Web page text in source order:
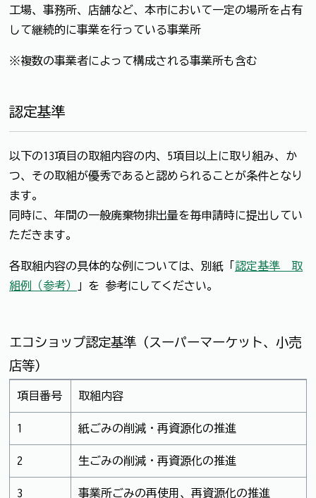
工場、事務所、店舗など、本市において一定の場所を占有
して継続的に事業を行っている事業所
※複数の事業者によって構成される事業所も含む
認定基準
以下の13項目の取組内容の内、5項目以上に取り組み、か
つ、その取組が優秀であると認められることが条件となり
ます。
同時に、年間の一般廃棄物排出量を毎申請時に提出してい
ただきます。
各取組内容の具体的な例については、別紙「 認定基準 取
組例（参考）
」を 参考にしてください。
エコショップ認定基準（スーパーマーケット、小売
店等）
項目番号 取組内容
1 紙ごみの削減・再資源化の推進
2 生ごみの削減・再資源化の推進
3 事業所ごみの再使用、再資源化の推進